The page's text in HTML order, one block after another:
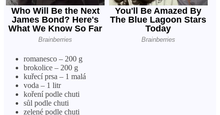
romanesco – 200 g
brokolice – 200 g
kuřecí prsa – 1 malá
voda – 1 litr
koření podle chuti
sůl podle chuti
zelené podle chuti